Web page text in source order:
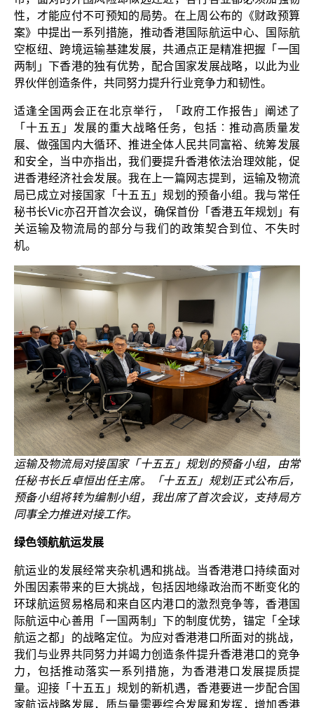
性，才能应付不可预知的局势。在上周公布的《财政预算
案》中提出一系列措施，推动香港国际航运中心、国际航
空枢纽、跨境运输基建发展，共通点正是精准把握「一国
两制」下香港的独有优势，配合国家发展战略，以此为业
界伙伴创造条件，共同努力提升行业竞争力和韧性。
适逢全国两会正在北京举行，「政府工作报告」阐述了
「十五五」发展的重大战略任务，包括︰推动高质量发
展、做强国内大循环、推进全体人民共同富裕、统筹发展
和安全，当中亦指出，我们要提升香港依法治理效能，促
进香港经济社会发展。我在上一篇网志提到，运输及物流
局已成立对接国家「十五五」规划的预备小组。我与常任
秘书长Vic亦召开首次会议，确保首份「香港五年规划」有
关运输及物流局的部分与我们的政策契合到位、不失时
机。
运输及物流局对接国家「十五五」规划的预备小组，由常
任秘书长丘卓恒出任主席。「十五五」规划正式公布后，
预备小组将转为编制小组，我出席了首次会议，支持局方
同事全力推进对接工作。
绿色领航航运发展
航运业的发展经常夹杂机遇和挑战。当香港港口持续面对
外围因素带来的巨大挑战，包括因地缘政治而不断变化的
环球航运贸易格局和来自区内港口的激烈竞争等，香港国
际航运中心善用「一国两制」下的制度优势，锚定「全球
航运之都」的战略定位。为应对香港港口所面对的挑战，
我们与业界共同努力并竭力创造条件提升香港港口的竞争
力，包括推动落实一系列措施，为香港港口发展提质提
量。迎接「十五五」规划的新机遇，香港要进一步配合国
家航运战略发展，质与量需要综合发展和发挥，增加香港